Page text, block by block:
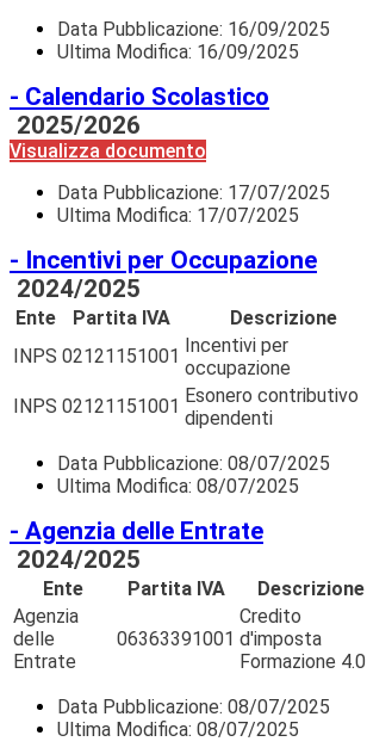
Data Pubblicazione: 16/09/2025
Ultima Modifica: 16/09/2025
- Calendario Scolastico
2025/2026
Visualizza documento
Data Pubblicazione: 17/07/2025
Ultima Modifica: 17/07/2025
- Incentivi per Occupazione
2024/2025
Ente Partita IVA Descrizione
INPS 02121151001 Incentivi per
occupazione
INPS 02121151001 Esonero contributivo
dipendenti
Data Pubblicazione: 08/07/2025
Ultima Modifica: 08/07/2025
- Agenzia delle Entrate
2024/2025
Ente Partita IVA Descrizione
Agenzia
delle
Entrate
06363391001
Credito
d'imposta
Formazione 4.0
Data Pubblicazione: 08/07/2025
Ultima Modifica: 08/07/2025